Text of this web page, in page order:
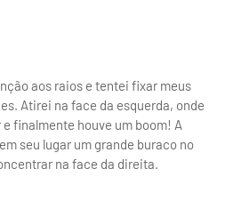
aos raios e tentei fixar meus
Atirei na face da esquerda, onde
finalmente houve um boom! A
seu lugar um grande buraco no
na face da direita.